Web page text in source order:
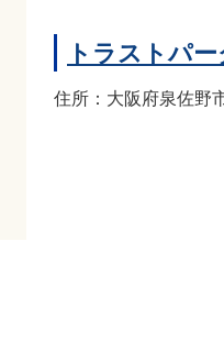
トラストパ
住所：大阪府泉佐野